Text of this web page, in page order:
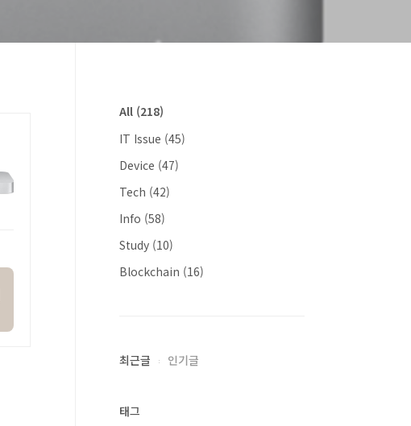
All (218)
IT Issue (45)
Device (47)
Tech (42)
Info (58)
Study (10)
Blockchain (16)
최근글 인기글
태그